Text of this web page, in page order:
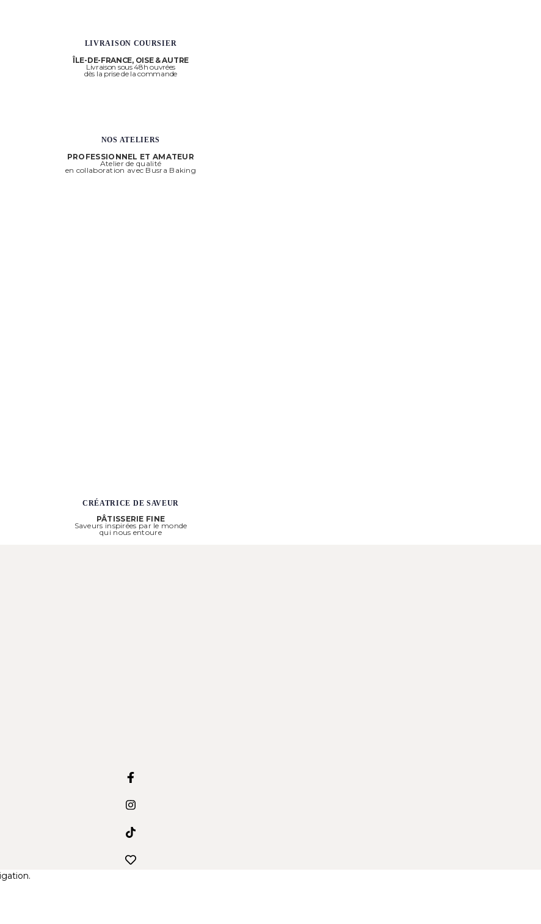
LIVRAISON COURSIER
ÎLE-DE-FRANCE, OISE & AUTRE
Livraison sous 48h ouvrées
dès la prise de la commande
NOS ATELIERS
PROFESSIONNEL ET AMATEUR
Atelier de qualité
en collaboration avec Busra Baking
CRÉATRICE DE SAVEUR
PÂTISSERIE FINE
Saveurs inspirées par le monde
qui nous entoure